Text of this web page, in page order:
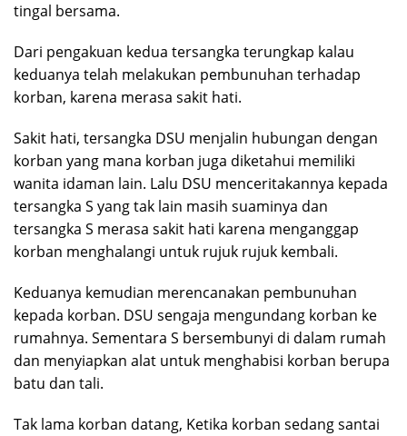
tingal bersama.
Dari pengakuan kedua tersangka terungkap kalau
keduanya telah melakukan pembunuhan terhadap
korban, karena merasa sakit hati.
Sakit hati, tersangka DSU menjalin hubungan dengan
korban yang mana korban juga diketahui memiliki
wanita idaman lain. Lalu DSU menceritakannya kepada
tersangka S yang tak lain masih suaminya dan
tersangka S merasa sakit hati karena menganggap
korban menghalangi untuk rujuk rujuk kembali.
Keduanya kemudian merencanakan pembunuhan
kepada korban. DSU sengaja mengundang korban ke
rumahnya. Sementara S bersembunyi di dalam rumah
dan menyiapkan alat untuk menghabisi korban berupa
batu dan tali.
Tak lama korban datang, Ketika korban sedang santai